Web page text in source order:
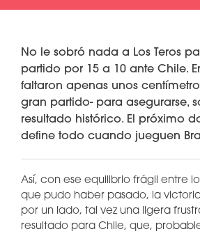
No le sobró nada a Los Teros
partido por 15 a 10 ante Chile.
faltaron apenas unos
gran partido- para asegurarse,
resultado histórico. El próximo
define todo cuando jueguen
Así, con ese equilibrio frágil entre
que pudo haber pasado, la
por un lado, tal vez una ligera
resultado para Chile, que,